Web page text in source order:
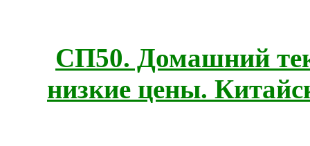
СП50. Домашний
низкие цены.